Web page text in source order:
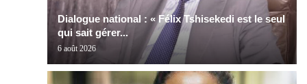
Dialogue national : « Félix Tshisekedi est le seul
qui sait gérer...
6 août 2026